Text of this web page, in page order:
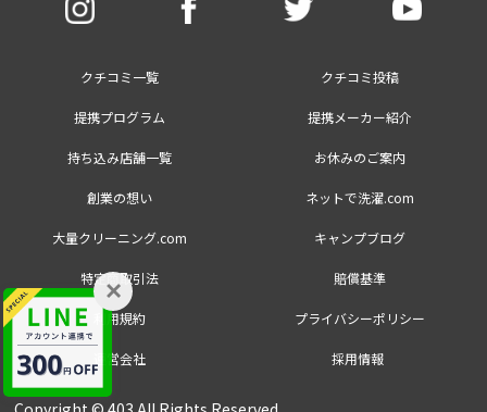
クチコミ一覧 クチコミ投稿
提携プログラム 提携メーカー紹介
持ち込み店舗一覧 お休みのご案内
創業の想い ネットで洗濯.com
大量クリーニング.com キャンプブログ
特定商取引法 賠償基準
利用規約 プライバシーポリシー
運営会社 採用情報
×